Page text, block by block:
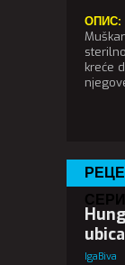
ОПИС:
kreće
ubica
IgaBiva